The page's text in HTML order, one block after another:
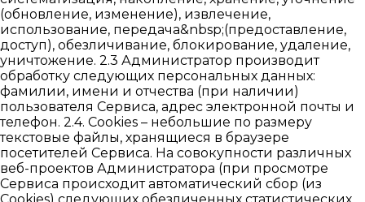
(обновление, изменение), извлечение,
использование, передача&nbsp;(предоставление,
доступ), обезличивание, блокирование, удаление,
уничтожение. 2.3 Администратор производит
обработку следующих персональных данных:
фамилии, имени и отчества (при наличии)
пользователя Сервиса, адрес электронной почты и
телефон. 2.4. Cookies – небольшие по размеру
текстовые файлы, хранящиеся в браузере
посетителей Сервиса. На совокупности различных
веб-проектов Администратора (при просмотре
Сервиса происходит автоматический сбор (из